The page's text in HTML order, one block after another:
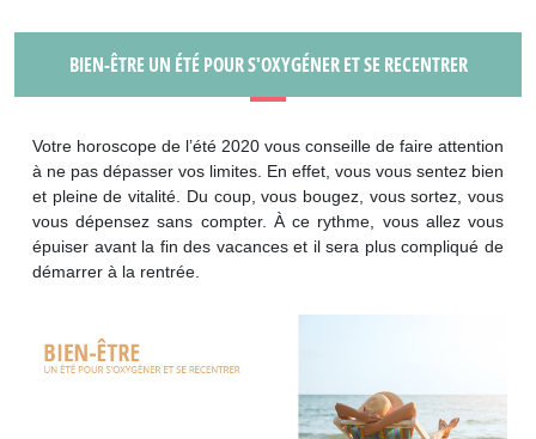
BIEN-ÊTRE UN ÉTÉ POUR S'OXYGÉNER ET SE RECENTRER
Votre horoscope de l’été 2020 vous conseille de faire attention
à ne pas dépasser vos limites. En effet, vous vous sentez bien
et pleine de vitalité. Du coup, vous bougez, vous sortez, vous
vous dépensez sans compter. À ce rythme, vous allez vous
épuiser avant la fin des vacances et il sera plus compliqué de
démarrer à la rentrée.